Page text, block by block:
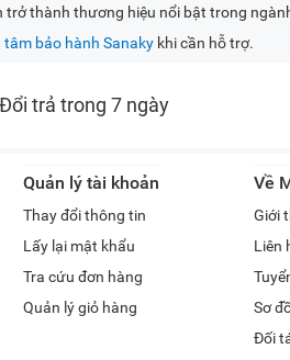
trở thành thương hiệu nổi bật trong
bảo hành Sanaky khi cần hỗ trợ.
Đổi trả trong 7 ngày
Quản lý tài khoản
Thay đổi thông tin
Lấy lại mật khẩu
Tra cứu đơn hàng
Quản lý giỏ hàng
Về
Giới
Liên
Sơ
Đối